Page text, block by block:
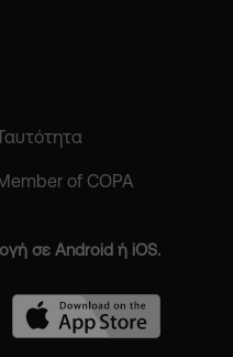
of COPA
σε Android ή iOS.